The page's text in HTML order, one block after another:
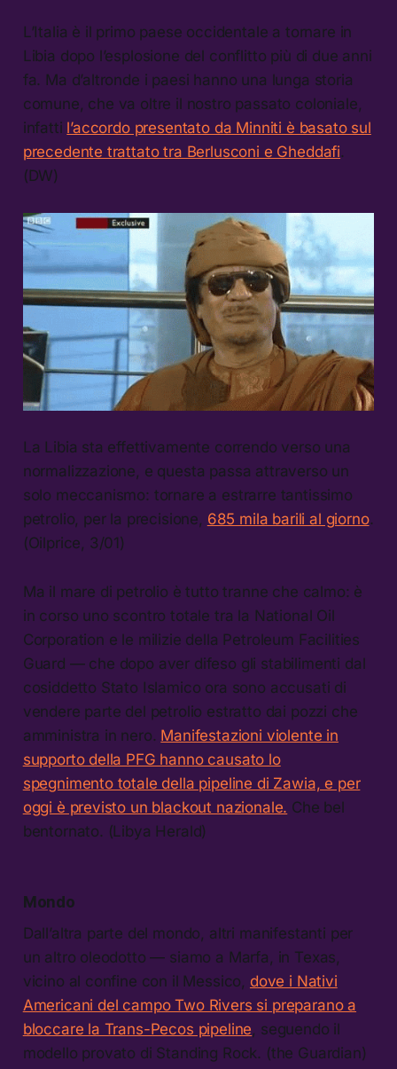
L’Italia è il primo paese occidentale a tornare in
Libia dopo l’esplosione del conflitto più di due anni
fa. Ma d’altronde i paesi hanno una lunga storia
comune, che va oltre il nostro passato coloniale,
infatti l’accordo presentato da Minniti è basato sul
precedente trattato tra Berlusconi e Gheddafi.
(DW)
La Libia sta effettivamente correndo verso una
normalizzazione, e questa passa attraverso un
solo meccanismo: tornare a estrarre tantissimo
petrolio, per la precisione, 685 mila barili al giorno.
(Oilprice, 3/01)
Ma il mare di petrolio è tutto tranne che calmo: è
in corso uno scontro totale tra la National Oil
Corporation e le milizie della Petroleum Facilities
Guard — che dopo aver difeso gli stabilimenti dal
cosiddetto Stato Islamico ora sono accusati di
vendere parte del petrolio estratto dai pozzi che
amministra in nero. Manifestazioni violente in
supporto della PFG hanno causato lo
spegnimento totale della pipeline di Zawia, e per
oggi è previsto un blackout nazionale. Che bel
bentornato. (Libya Herald)
Mondo
Dall’altra parte del mondo, altri manifestanti per
un altro oleodotto — siamo a Marfa, in Texas,
vicino al confine con il Messico, dove i Nativi
Americani del campo Two Rivers si preparano a
bloccare la Trans-Pecos pipeline, seguendo il
modello provato di Standing Rock. (the Guardian)